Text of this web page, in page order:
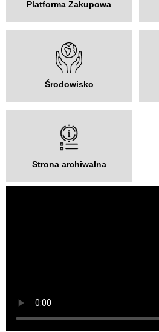
Platforma Zakupowa
Środowisko
Strona archiwalna